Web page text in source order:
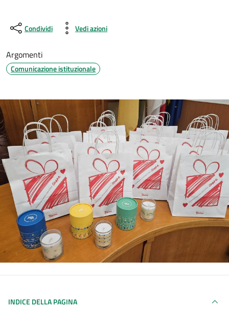
Condividi Vedi azioni
Argomenti
Comunicazione istituzionale
INDICE DELLA PAGINA